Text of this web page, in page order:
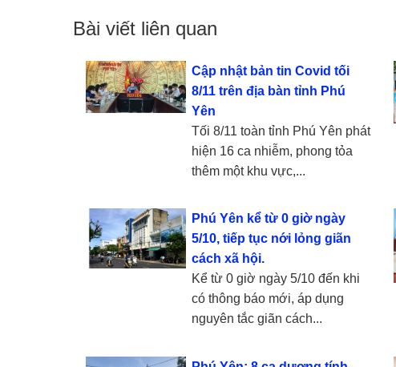
Bài viết liên quan
Cập nhật bản tin Covid tối
8/11 trên địa bàn tỉnh Phú
Yên
Tối 8/11 toàn tỉnh Phú Yên phát
hiện 16 ca nhiễm, phong tỏa
thêm một khu vực,...
Phú Yên kể từ 0 giờ ngày
5/10, tiếp tục nới lỏng giãn
cách xã hội.
Kể từ 0 giờ ngày 5/10 đến khi
có thông báo mới, áp dụng
nguyên tắc giãn cách...